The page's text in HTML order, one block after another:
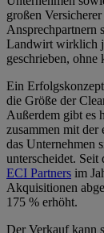
großen
Ansprechpartnern
Landwirt wirklich
geschrieben, ohne
Ein
die Größe der
Außerdem gibt es
zusammen mit der
das Unternehmen
unterscheidet.
ECI Partners im
Akquisitionen
175 % erhöht.
Der Verkauf kann